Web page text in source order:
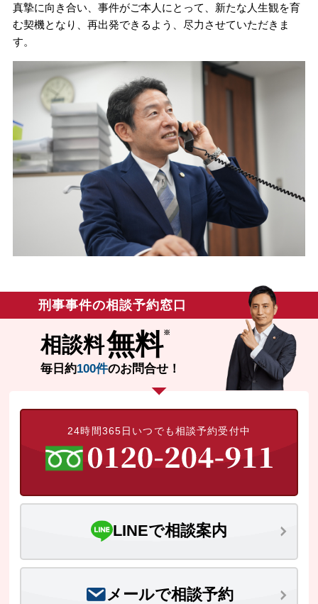
真摯に向き合い、事件がご本人にとって、新たな人生観を育
む契機となり、再出発できるよう、尽力させていただきま
す。
刑事事件の相談予約窓口
相談料無料
毎日約100件のお問合せ！
24時間365日いつでも相談予約受付中
LINEで相談案内
メールで相談予約